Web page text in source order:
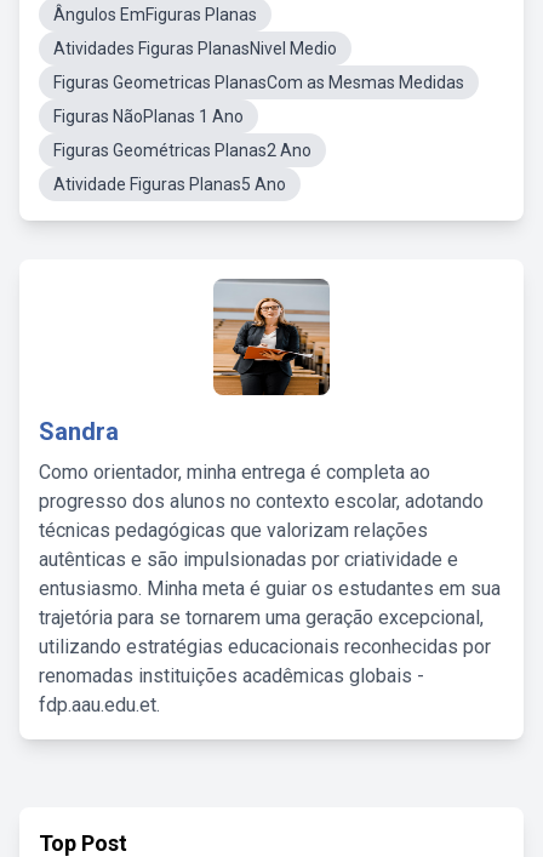
Ângulos EmFiguras Planas
Atividades Figuras PlanasNivel Medio
Figuras Geometricas PlanasCom as Mesmas Medidas
Figuras NãoPlanas 1 Ano
Figuras Geométricas Planas2 Ano
Atividade Figuras Planas5 Ano
Sandra
Como orientador, minha entrega é completa ao
progresso dos alunos no contexto escolar, adotando
técnicas pedagógicas que valorizam relações
autênticas e são impulsionadas por criatividade e
entusiasmo. Minha meta é guiar os estudantes em sua
trajetória para se tornarem uma geração excepcional,
utilizando estratégias educacionais reconhecidas por
renomadas instituições acadêmicas globais -
fdp.aau.edu.et.
Top Post